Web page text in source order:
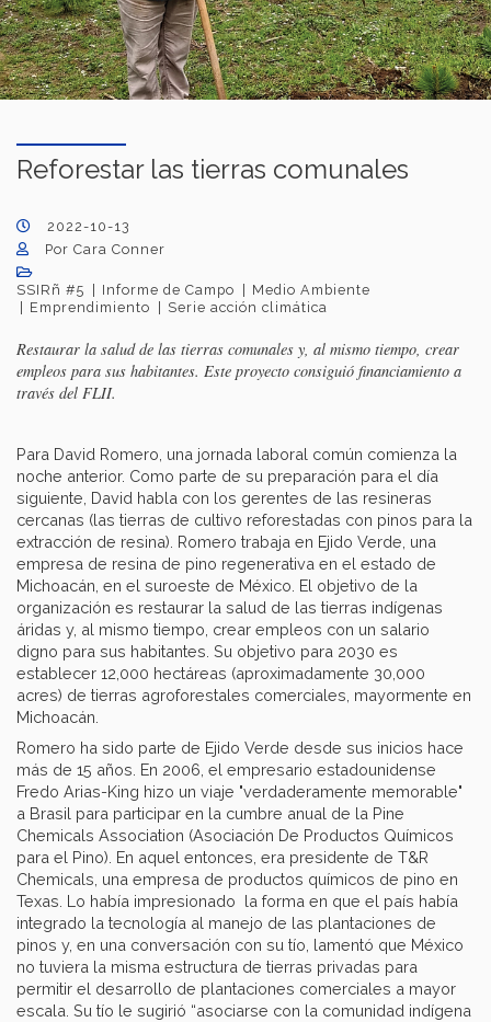
Reforestar las tierras comunales
2022-10-13
Por Cara Conner
SSIRñ #5 Informe de Campo
Medio Ambiente
Emprendimiento
Serie acción climática
Restaurar la salud de las tierras comunales y, al mismo tiempo, crear
empleos para sus habitantes. Este proyecto consiguió financiamiento a
través del FLII.
Para David Romero, una jornada laboral común comienza la
noche anterior. Como parte de su preparación para el día
siguiente, David habla con los gerentes de las resineras
cercanas (las tierras de cultivo reforestadas con pinos para la
extracción de resina). Romero trabaja en Ejido Verde, una
empresa de resina de pino regenerativa en el estado de
Michoacán, en el suroeste de México. El objetivo de la
organización es restaurar la salud de las tierras indígenas
áridas y, al mismo tiempo, crear empleos con un salario
digno para sus habitantes. Su objetivo para 2030 es
establecer 12,000 hectáreas (aproximadamente 30,000
acres) de tierras agroforestales comerciales, mayormente en
Michoacán.
Romero ha sido parte de Ejido Verde desde sus inicios hace
más de 15 años. En 2006, el empresario estadounidense
Fredo Arias-King hizo un viaje "verdaderamente memorable"
a Brasil para participar en la cumbre anual de la Pine
Chemicals Association (Asociación De Productos Químicos
para el Pino). En aquel entonces, era presidente de T&R
Chemicals, una empresa de productos químicos de pino en
Texas. Lo había impresionado la forma en que el país había
integrado la tecnología al manejo de las plantaciones de
pinos y, en una conversación con su tío, lamentó que México
no tuviera la misma estructura de tierras privadas para
permitir el desarrollo de plantaciones comerciales a mayor
escala. Su tío le sugirió “asociarse con la comunidad indígena